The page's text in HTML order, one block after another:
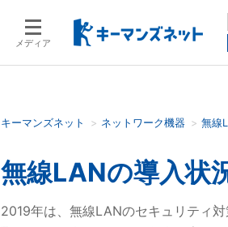
メディア
検索語を入力してください
キーマンズネット ネットワーク機器 無線
無線LANの導入状
2019年は、無線LANのセキュリティ